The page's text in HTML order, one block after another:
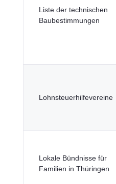
Liste der technischen
Baubestimmungen
Lohnsteuerhilfevereine
Lokale Bündnisse für
Familien in Thüringen